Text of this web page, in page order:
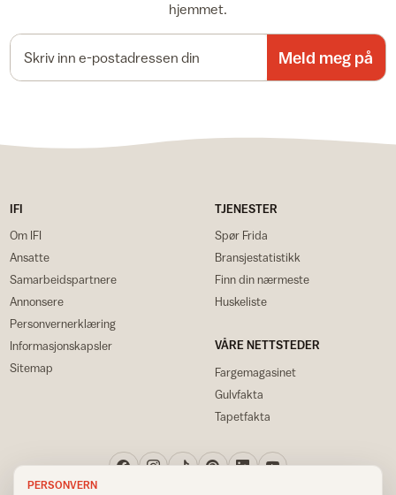
hjemmet.
Meld meg på
IFI
Om IFI
Ansatte
Samarbeidspartnere
Annonsere
Personvernerklæring
Informasjonskapsler
Sitemap
TJENESTER
Spør Frida
Bransjestatistikk
Finn din nærmeste
Huskeliste
VÅRE NETTSTEDER
Fargemagasinet
Gulvfakta
Tapetfakta
PERSONVERN